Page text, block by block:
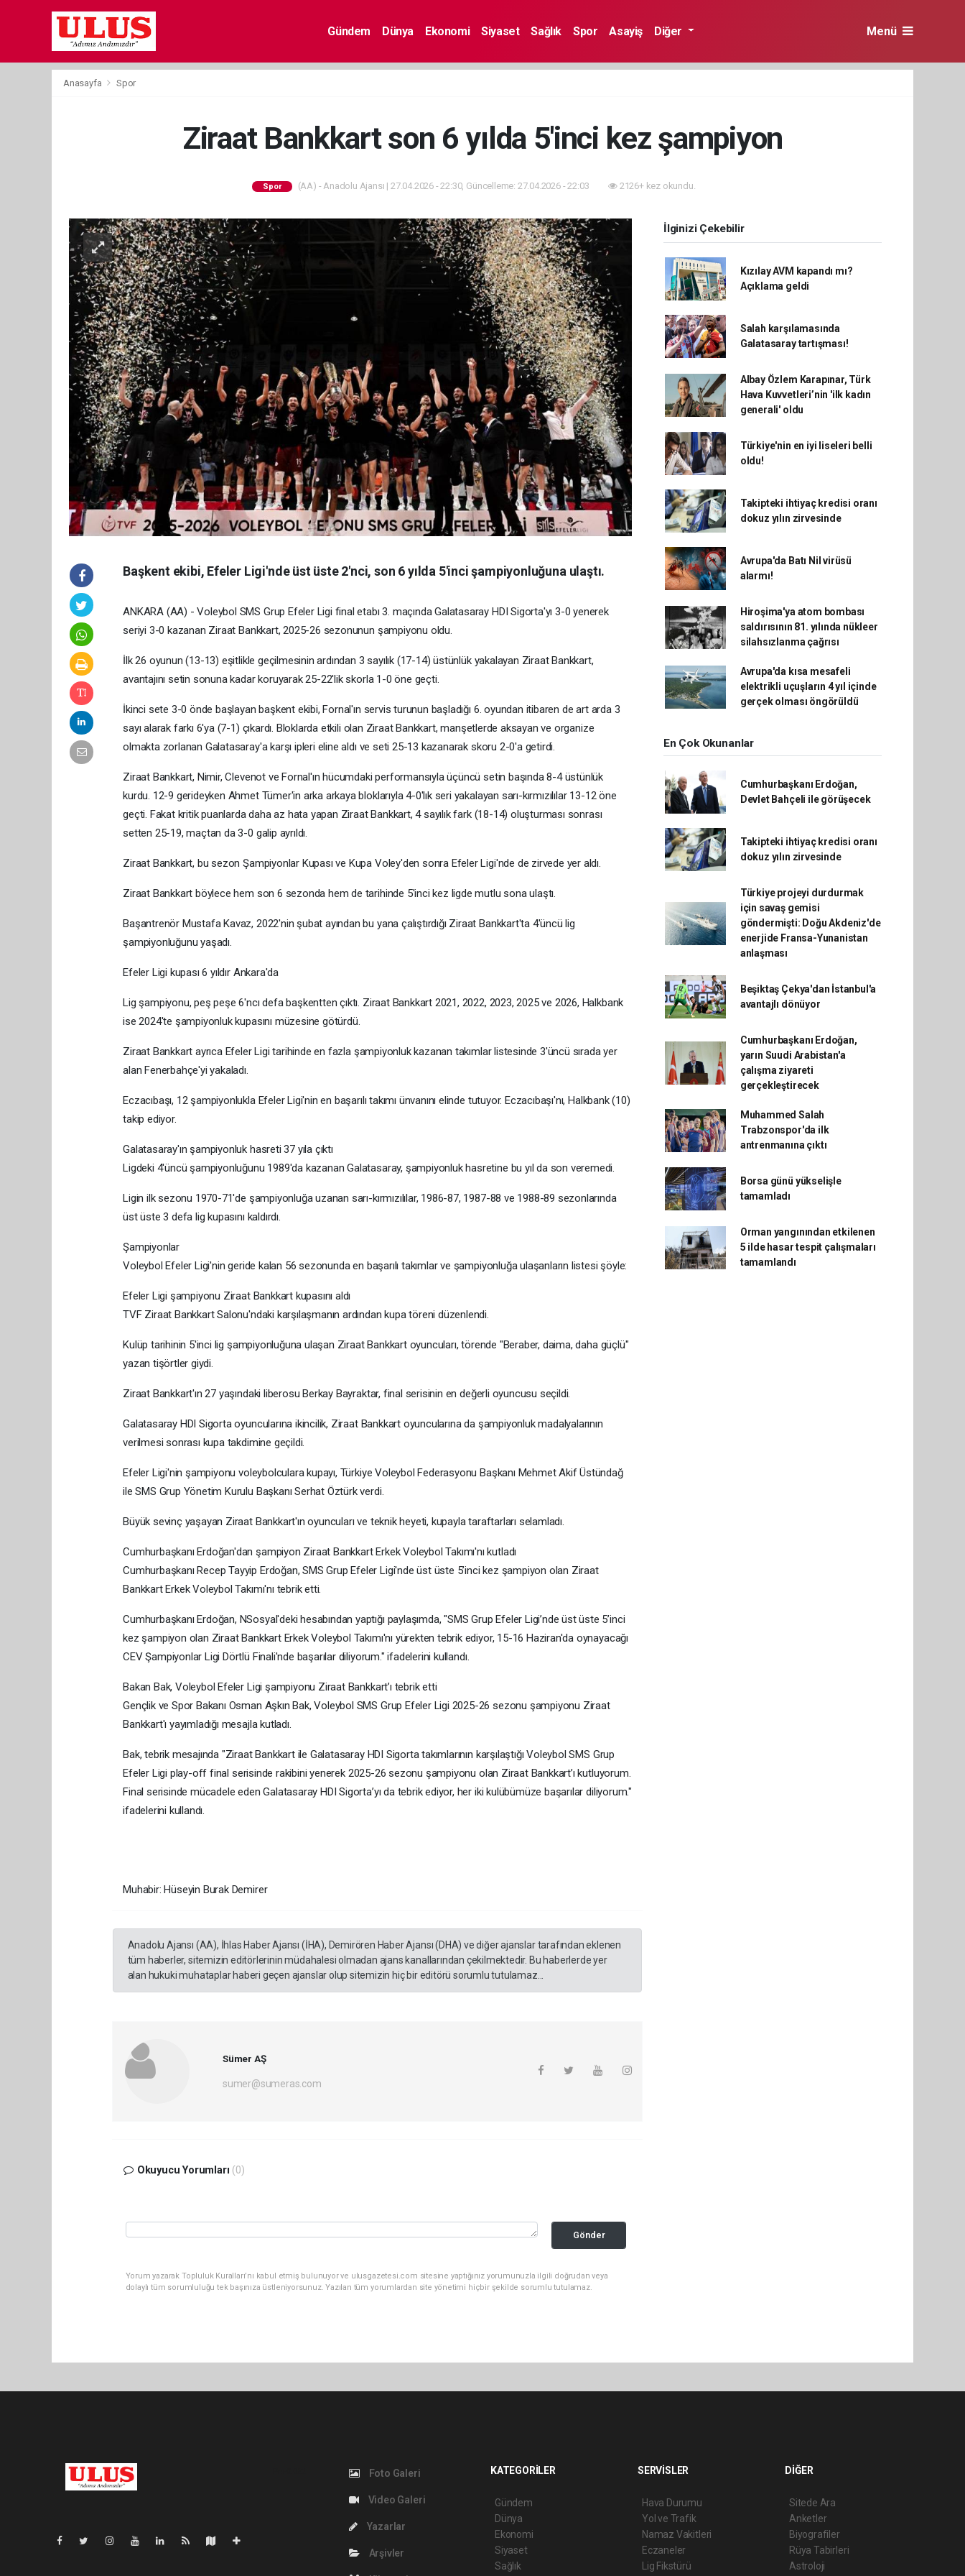
Gündem Dünya Ekonomi Siyaset Sağlık Spor Asayiş Diğer Menü
Anasayfa Spor
Ziraat Bankkart son 6 yılda 5'inci kez şampiyon
Spor (AA) - Anadolu Ajansı | 27.04.2026 - 22:30, Güncelleme: 27.04.2026 - 22:03 2126+ kez okundu.
Başkent ekibi, Efeler Ligi'nde üst üste 2'nci, son 6 yılda 5'inci şampiyonluğuna ulaştı.
ANKARA (AA) - Voleybol SMS Grup Efeler Ligi final etabı 3. maçında Galatasaray HDI Sigorta'yı 3-0 yenerek
seriyi 3-0 kazanan Ziraat Bankkart, 2025-26 sezonunun şampiyonu oldu.
İlk 26 oyunun (13-13) eşitlikle geçilmesinin ardından 3 sayılık (17-14) üstünlük yakalayan Ziraat Bankkart,
avantajını setin sonuna kadar koruyarak 25-22'lik skorla 1-0 öne geçti.
İkinci sete 3-0 önde başlayan başkent ekibi, Fornal'ın servis turunun başladığı 6. oyundan itibaren de art arda 3
sayı alarak farkı 6'ya (7-1) çıkardı. Bloklarda etkili olan Ziraat Bankkart, manşetlerde aksayan ve organize
olmakta zorlanan Galatasaray'a karşı ipleri eline aldı ve seti 25-13 kazanarak skoru 2-0'a getirdi.
Ziraat Bankkart, Nimir, Clevenot ve Fornal'ın hücumdaki performansıyla üçüncü setin başında 8-4 üstünlük
kurdu. 12-9 gerideyken Ahmet Tümer'in arka arkaya bloklarıyla 4-0'lık seri yakalayan sarı-kırmızılılar 13-12 öne
geçti. Fakat kritik puanlarda daha az hata yapan Ziraat Bankkart, 4 sayılık fark (18-14) oluşturması sonrası
setten 25-19, maçtan da 3-0 galip ayrıldı.
Ziraat Bankkart, bu sezon Şampiyonlar Kupası ve Kupa Voley'den sonra Efeler Ligi'nde de zirvede yer aldı.
Ziraat Bankkart böylece hem son 6 sezonda hem de tarihinde 5'inci kez ligde mutlu sona ulaştı.
Başantrenör Mustafa Kavaz, 2022'nin şubat ayından bu yana çalıştırdığı Ziraat Bankkart'ta 4'üncü lig
şampiyonluğunu yaşadı.
Efeler Ligi kupası 6 yıldır Ankara'da
Lig şampiyonu, peş peşe 6'ncı defa başkentten çıktı. Ziraat Bankkart 2021, 2022, 2023, 2025 ve 2026, Halkbank
ise 2024'te şampiyonluk kupasını müzesine götürdü.
Ziraat Bankkart ayrıca Efeler Ligi tarihinde en fazla şampiyonluk kazanan takımlar listesinde 3'üncü sırada yer
alan Fenerbahçe'yi yakaladı.
Eczacıbaşı, 12 şampiyonlukla Efeler Ligi'nin en başarılı takımı ünvanını elinde tutuyor. Eczacıbaşı'nı, Halkbank (10)
takip ediyor.
Galatasaray'ın şampiyonluk hasreti 37 yıla çıktı
Ligdeki 4'üncü şampiyonluğunu 1989'da kazanan Galatasaray, şampiyonluk hasretine bu yıl da son veremedi.
Ligin ilk sezonu 1970-71'de şampiyonluğa uzanan sarı-kırmızılılar, 1986-87, 1987-88 ve 1988-89 sezonlarında
üst üste 3 defa lig kupasını kaldırdı.
Şampiyonlar
Voleybol Efeler Ligi'nin geride kalan 56 sezonunda en başarılı takımlar ve şampiyonluğa ulaşanların listesi şöyle:
Efeler Ligi şampiyonu Ziraat Bankkart kupasını aldı
TVF Ziraat Bankkart Salonu'ndaki karşılaşmanın ardından kupa töreni düzenlendi.
Kulüp tarihinin 5'inci lig şampiyonluğuna ulaşan Ziraat Bankkart oyuncuları, törende "Beraber, daima, daha güçlü"
yazan tişörtler giydi.
Ziraat Bankkart'ın 27 yaşındaki liberosu Berkay Bayraktar, final serisinin en değerli oyuncusu seçildi.
Galatasaray HDI Sigorta oyuncularına ikincilik, Ziraat Bankkart oyuncularına da şampiyonluk madalyalarının
verilmesi sonrası kupa takdimine geçildi.
Efeler Ligi'nin şampiyonu voleybolculara kupayı, Türkiye Voleybol Federasyonu Başkanı Mehmet Akif Üstündağ
ile SMS Grup Yönetim Kurulu Başkanı Serhat Öztürk verdi.
Büyük sevinç yaşayan Ziraat Bankkart'ın oyuncuları ve teknik heyeti, kupayla taraftarları selamladı.
Cumhurbaşkanı Erdoğan'dan şampiyon Ziraat Bankkart Erkek Voleybol Takımı'nı kutladı
Cumhurbaşkanı Recep Tayyip Erdoğan, SMS Grup Efeler Ligi'nde üst üste 5’inci kez şampiyon olan Ziraat
Bankkart Erkek Voleybol Takımı'nı tebrik etti.
Cumhurbaşkanı Erdoğan, NSosyal'deki hesabından yaptığı paylaşımda, "SMS Grup Efeler Ligi’nde üst üste 5’inci
kez şampiyon olan Ziraat Bankkart Erkek Voleybol Takımı'nı yürekten tebrik ediyor, 15-16 Haziran'da oynayacağı
CEV Şampiyonlar Ligi Dörtlü Finali'nde başarılar diliyorum." ifadelerini kullandı.
Bakan Bak, Voleybol Efeler Ligi şampiyonu Ziraat Bankkart’ı tebrik etti
Gençlik ve Spor Bakanı Osman Aşkın Bak, Voleybol SMS Grup Efeler Ligi 2025-26 sezonu şampiyonu Ziraat
Bankkart'ı yayımladığı mesajla kutladı.
Bak, tebrik mesajında "Ziraat Bankkart ile Galatasaray HDI Sigorta takımlarının karşılaştığı Voleybol SMS Grup
Efeler Ligi play-off final serisinde rakibini yenerek 2025-26 sezonu şampiyonu olan Ziraat Bankkart’ı kutluyorum.
Final serisinde mücadele eden Galatasaray HDI Sigorta’yı da tebrik ediyor, her iki kulübümüze başarılar diliyorum."
ifadelerini kullandı.
Muhabir: Hüseyin Burak Demirer
Anadolu Ajansı (AA), İhlas Haber Ajansı (İHA), Demirören Haber Ajansı (DHA) ve diğer ajanslar tarafından eklenen
tüm haberler, sitemizin editörlerinin müdahalesi olmadan ajans kanallarından çekilmektedir. Bu haberlerde yer
alan hukuki muhataplar haberi geçen ajanslar olup sitemizin hiç bir editörü sorumlu tutulamaz...
Sümer AŞ
sumer@sumeras.com
Okuyucu Yorumları (0)
Gönder
Yorum yazarak Topluluk Kuralları’nı kabul etmiş bulunuyor ve ulusgazetesi.com sitesine yaptığınız yorumunuzla ilgili doğrudan veya
dolaylı tüm sorumluluğu tek başınıza üstleniyorsunuz. Yazılan tüm yorumlardan site yönetimi hiçbir şekilde sorumlu tutulamaz.
İlginizi Çekebilir
Kızılay AVM kapandı mı?
Açıklama geldi
Salah karşılamasında
Galatasaray tartışması!
Albay Özlem Karapınar, Türk
Hava Kuvvetleri’nin 'ilk kadın
generali' oldu
Türkiye'nin en iyi liseleri belli
oldu!
Takipteki ihtiyaç kredisi oranı
dokuz yılın zirvesinde
Avrupa'da Batı Nil virüsü
alarmı!
Hiroşima'ya atom bombası
saldırısının 81. yılında nükleer
silahsızlanma çağrısı
Avrupa'da kısa mesafeli
elektrikli uçuşların 4 yıl içinde
gerçek olması öngörüldü
En Çok Okunanlar
Cumhurbaşkanı Erdoğan,
Devlet Bahçeli ile görüşecek
Takipteki ihtiyaç kredisi oranı
dokuz yılın zirvesinde
Türkiye projeyi durdurmak
için savaş gemisi
göndermişti: Doğu Akdeniz'de
enerjide Fransa-Yunanistan
anlaşması
Beşiktaş Çekya'dan İstanbul'a
avantajlı dönüyor
Cumhurbaşkanı Erdoğan,
yarın Suudi Arabistan'a
çalışma ziyareti
gerçekleştirecek
Muhammed Salah
Trabzonspor'da ilk
antrenmanına çıktı
Borsa günü yükselişle
tamamladı
Orman yangınından etkilenen
5 ilde hasar tespit çalışmaları
tamamlandı
Foto Galeri
Video Galeri
Yazarlar
Arşivler
KATEGORİLER
Gündem
Dünya
Ekonomi
Siyaset
Sağlık
SERVİSLER
Hava Durumu
Yol ve Trafik
Namaz Vakitleri
Eczaneler
Lig Fikstürü
DİĞER
Sitede Ara
Anketler
Biyografiler
Rüya Tabirleri
Astroloji